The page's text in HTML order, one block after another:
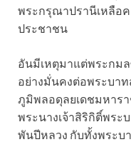
พระกรุณาปรานีเหลือ
ประชาชน
อันมีเหตุมาแต่พระกม
อย่างมั่นคงต่อพระบา
ภูมิพลอดุลยเดชมหาร
พระนางเจ้าสิริกิติ์พร
พันปีหลวง กับทั้งพระบ